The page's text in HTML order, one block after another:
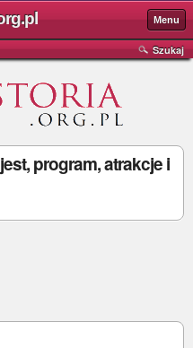
Menu
Szukaj
program, atrakcje i